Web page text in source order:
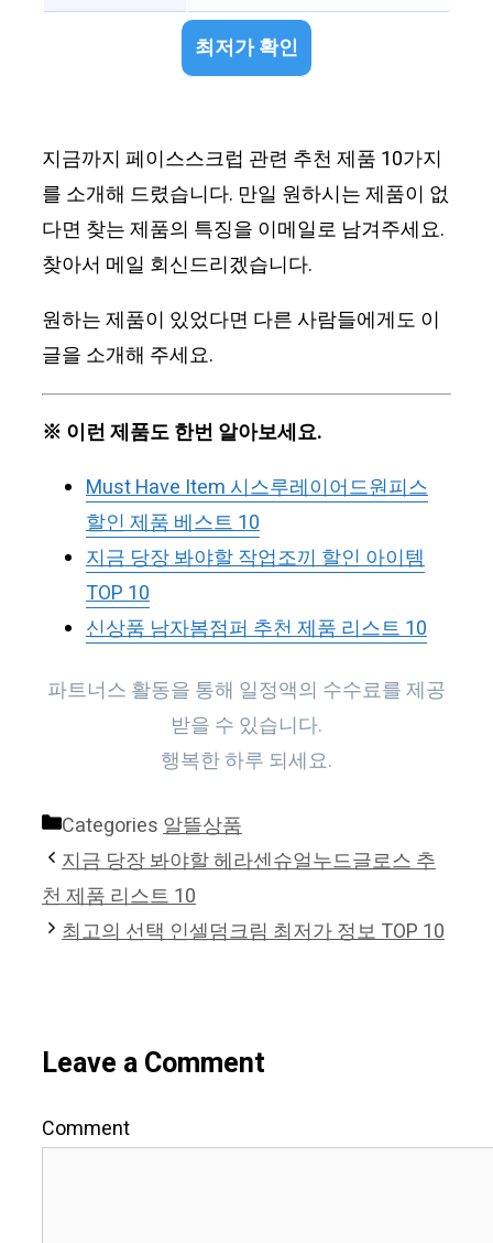
최저가 확인
지금까지 페이스스크럽 관련 추천 제품 10가지
를 소개해 드렸습니다. 만일 원하시는 제품이 없
다면 찾는 제품의 특징을 이메일로 남겨주세요.
찾아서 메일 회신드리겠습니다.
원하는 제품이 있었다면 다른 사람들에게도 이
글을 소개해 주세요.
※ 이런 제품도 한번 알아보세요.
Must Have Item 시스루레이어드원피스
할인 제품 베스트 10
지금 당장 봐야할 작업조끼 할인 아이템
TOP 10
신상품 남자봄점퍼 추천 제품 리스트 10
파트너스 활동을 통해 일정액의 수수료를 제공
받을 수 있습니다.
행복한 하루 되세요.
Categories알뜰상품
지금 당장 봐야할 헤라센슈얼누드글로스 추
천 제품 리스트 10
최고의 선택 인셀덤크림 최저가 정보 TOP 10
Leave a Comment
Comment